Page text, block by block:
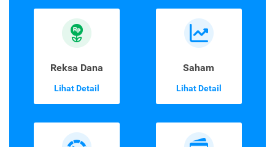
Reksa Dana
Lihat Detail
Saham
Lihat Detail